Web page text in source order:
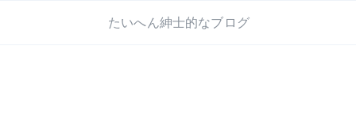
たいへん紳士的なブログ